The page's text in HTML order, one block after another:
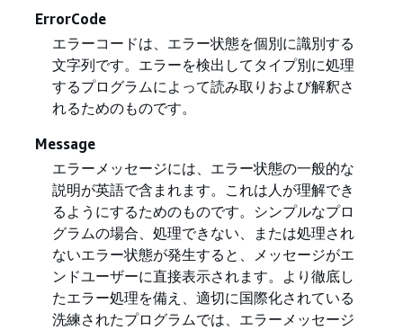
ErrorCode
エラーコードは、エラー状態を個別に識別する
文字列です。エラーを検出してタイプ別に処理
するプログラムによって読み取りおよび解釈さ
れるためのものです。
Message
エラーメッセージには、エラー状態の一般的な
説明が英語で含まれます。これは人が理解でき
るようにするためのものです。シンプルなプロ
グラムの場合、処理できない、または処理され
ないエラー状態が発生すると、メッセージがエ
ンドユーザーに直接表示されます。より徹底し
たエラー処理を備え、適切に国際化されている
洗練されたプログラムでは、エラーメッセージ